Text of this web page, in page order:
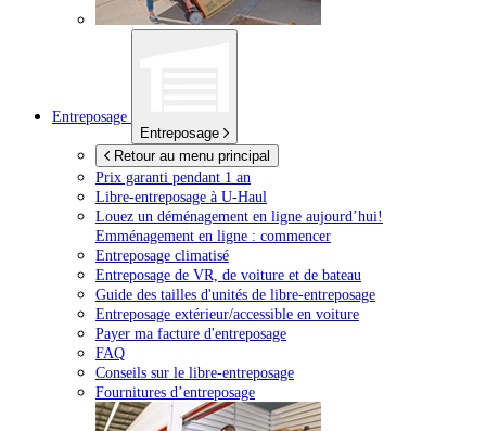
Entreposage
Entreposage
Retour au menu principal
Prix garanti pendant 1 an
Libre-entreposage à U-Haul
Louez un déménagement en ligne aujourd’hui!
Emménagement en ligne : commencer
Entreposage climatisé
Entreposage de VR, de voiture et de bateau
Guide des tailles d'unités de libre-entreposage
Entreposage extérieur/accessible en voiture
Payer ma facture d'entreposage
FAQ
Conseils sur le libre-entreposage
Fournitures d’entreposage